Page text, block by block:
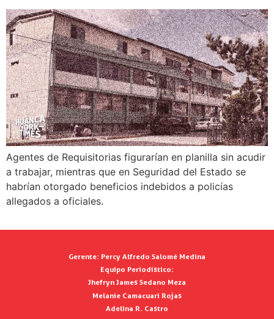
Agentes de Requisitorias figurarían en planilla sin acudir
a trabajar, mientras que en Seguridad del Estado se
habrían otorgado beneficios indebidos a policías
allegados a oficiales.
Gerente: Percy Alfredo Salomé Medina
Equipo Periodístico:
Jhefryn James Sedano Meza
Melanie Camacuari Rojas
Adelina R. Castro